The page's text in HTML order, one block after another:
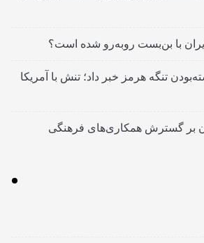
ایران با بن‌بست روبه‌رو شده است؟
تنگه هرمز خبر داد؛ تنش با آمریکا
بر گسترش همکاری‌های فرهنگی